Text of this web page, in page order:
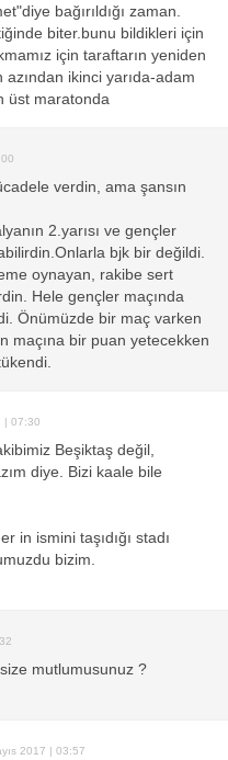
bağırıldığı zaman.
biter.bunu bildikleri için
için taraftarın yeniden
azından ikinci yarıda-adam
üst maratonda
verdin, ama şansın
2.yarısı ve gençler
bjk bir değildi.
oynayan, rakibe sert
Hele gençler maçında
Önümüzde bir maç varken
maçına bir puan yetecekken
| 07:30
Beşiktaş değil,
diye. Bizi kaale bile
in ismini taşıdığı stadı
bizim.
mutlumusunuz ?
2017 | 03:57